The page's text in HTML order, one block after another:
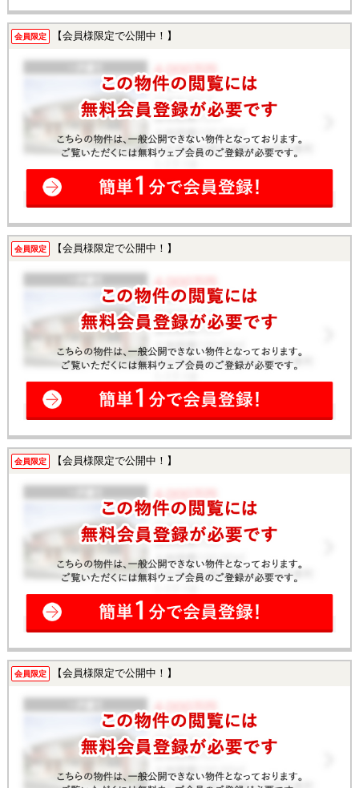
会員限定 【会員様限定で公開中！】
会員限定 【会員様限定で公開中！】
会員限定 【会員様限定で公開中！】
会員限定 【会員様限定で公開中！】